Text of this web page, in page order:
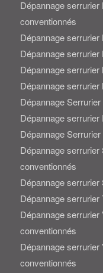
Dépannage
conventionnés
Dépannage
Dépannage
Dépannage
Dépannage
Dépannage
Dépannage
Dépannage
Dépannage
conventionnés
Dépannage
Dépannage
Dépannage
conventionnés
Dépannage
conventionnés